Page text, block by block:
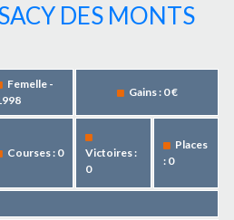
DES MONTS
Femelle -
Gains : 0 €
Courses : 0
Victoires :
0
Places
: 0